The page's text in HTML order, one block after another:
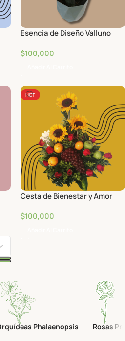
Esencia de Diseño Valluno
$100,000
HOT
Cesta de Bienestar y Amor
$100,000
Phalaenopsis Rosas